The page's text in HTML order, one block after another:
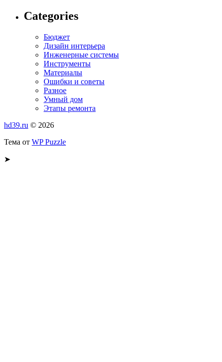
Categories
Бюджет
Дизайн интерьера
Инженерные системы
Инструменты
Материалы
Ошибки и советы
Разное
Умный дом
Этапы ремонта
hd39.ru © 2026
Тема от WP Puzzle
➤